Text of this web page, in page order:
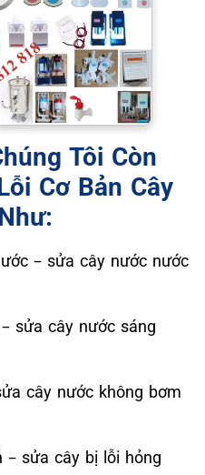
Tôi Còn
Cơ Bản Cây
– sửa cây nước nước
sửa cây nước sáng
cây nước không bơm
– sửa cây bị lỗi hỏng